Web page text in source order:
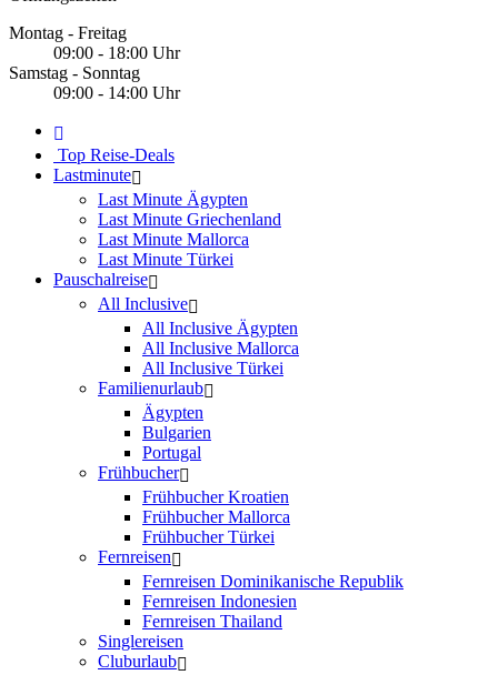
Montag - Freitag
09:00 - 18:00 Uhr
Samstag - Sonntag
09:00 - 14:00 Uhr
Top Reise-Deals
Lastminute
Last Minute Ägypten
Last Minute Griechenland
Last Minute Mallorca
Last Minute Türkei
Pauschalreise
All Inclusive
All Inclusive Ägypten
All Inclusive Mallorca
All Inclusive Türkei
Familienurlaub
Ägypten
Bulgarien
Portugal
Frühbucher
Frühbucher Kroatien
Frühbucher Mallorca
Frühbucher Türkei
Fernreisen
Fernreisen Dominikanische Republik
Fernreisen Indonesien
Fernreisen Thailand
Singlereisen
Cluburlaub